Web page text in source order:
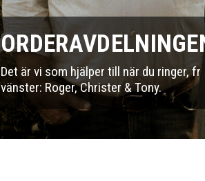
Det är vi som hjälper till när du ringer, fr
vänster: Roger, Christer & Tony.